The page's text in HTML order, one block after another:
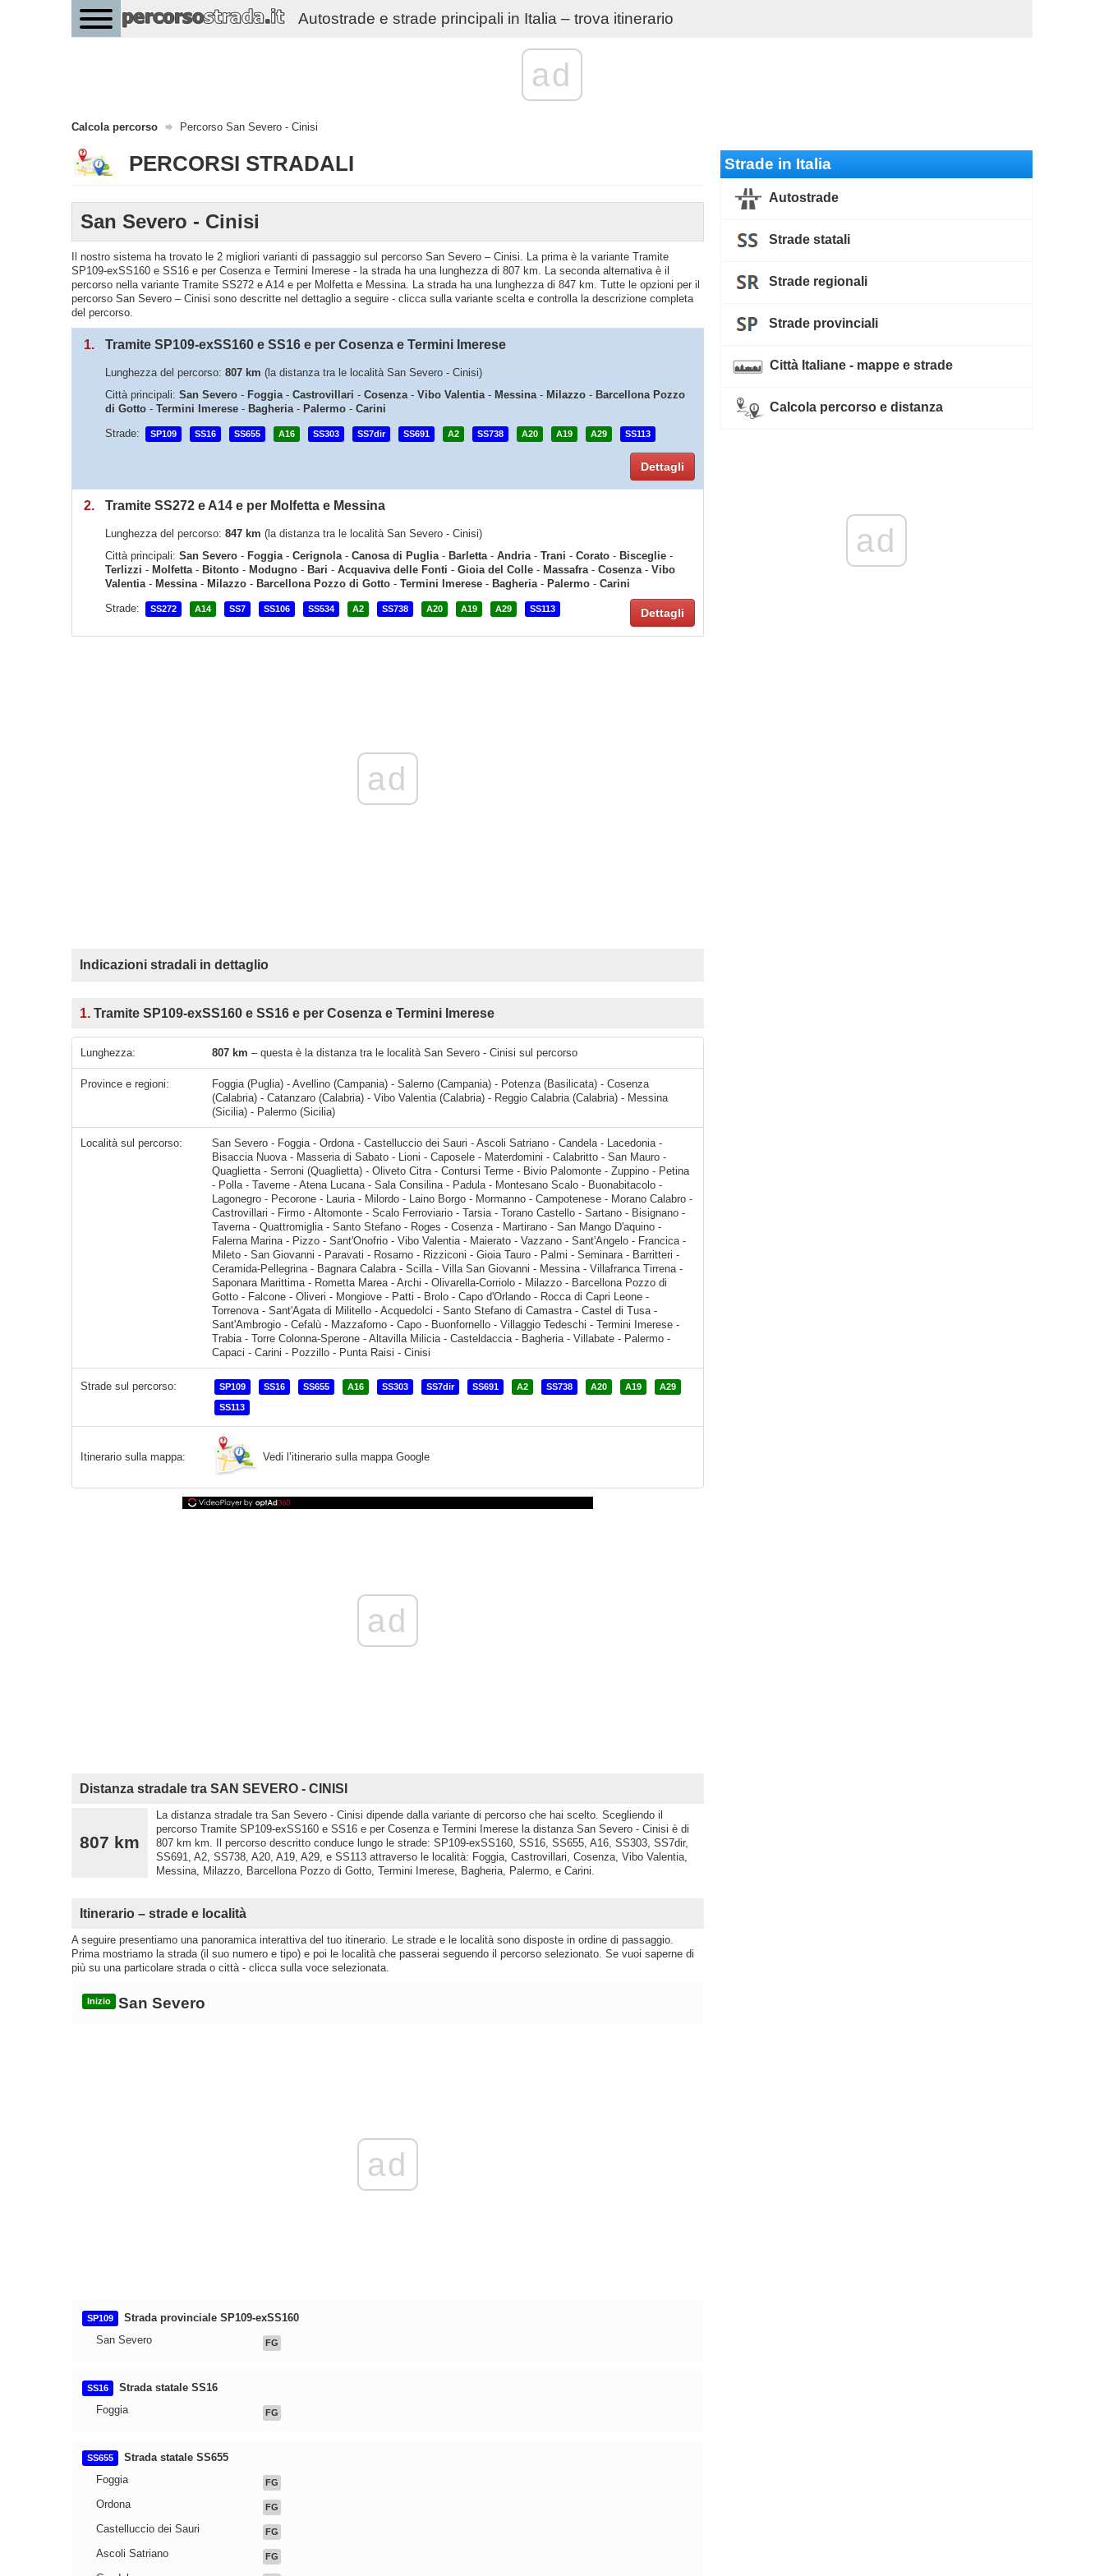
Autostrade e strade principali in Italia – trova itinerario
ad
Calcola percorso Percorso San Severo - Cinisi
PERCORSI STRADALI
San Severo - Cinisi
Il nostro sistema ha trovato le 2 migliori varianti di passaggio sul percorso San Severo – Cinisi. La prima è la variante Tramite
SP109-exSS160 e SS16 e per Cosenza e Termini Imerese - la strada ha una lunghezza di 807 km. La seconda alternativa è il
percorso nella variante Tramite SS272 e A14 e per Molfetta e Messina. La strada ha una lunghezza di 847 km. Tutte le opzioni per il
percorso San Severo – Cinisi sono descritte nel dettaglio a seguire - clicca sulla variante scelta e controlla la descrizione completa
del percorso.
1. Tramite SP109-exSS160 e SS16 e per Cosenza e Termini Imerese
Lunghezza del percorso: 807 km (la distanza tra le località San Severo - Cinisi)
Città principali: San Severo - Foggia- Castrovillari - Cosenza- Vibo Valentia- Messina- Milazzo - Barcellona Pozzo
di Gotto - Termini Imerese - Bagheria- Palermo - Carini
Strade:
SP109 SS16 SS655 A16 SS303 SS7dir SS691 A2 SS738 A20 A19 A29 SS113
Dettagli
2. Tramite SS272 e A14 e per Molfetta e Messina
Lunghezza del percorso: 847 km (la distanza tra le località San Severo - Cinisi)
Città principali: San Severo - Foggia- Cerignola- Canosa di Puglia- Barletta- Andria- Trani - Corato - Bisceglie -
Terlizzi - Molfetta- Bitonto - Modugno - Bari - Acquaviva delle Fonti - Gioia del Colle - Massafra- Cosenza- Vibo
Valentia- Messina- Milazzo - Barcellona Pozzo di Gotto - Termini Imerese - Bagheria- Palermo - Carini
Strade:
SS272 A14 SS7 SS106 SS534 A2 SS738 A20 A19 A29 SS113 Dettagli
ad
Indicazioni stradali in dettaglio
1. Tramite SP109-exSS160 e SS16 e per Cosenza e Termini Imerese
Lunghezza: 807 km – questa è la distanza tra le località San Severo - Cinisi sul percorso
Province e regioni:
Foggia (Puglia) - Avellino (Campania) - Salerno (Campania) - Potenza (Basilicata) - Cosenza
(Calabria) - Catanzaro (Calabria) - Vibo Valentia (Calabria) - Reggio Calabria (Calabria) - Messina
(Sicilia) - Palermo (Sicilia)
Località sul percorso: San Severo - Foggia - Ordona - Castelluccio dei Sauri - Ascoli Satriano - Candela - Lacedonia - Bisaccia Nuova - Masseria di Sabato - Lioni - Caposele - Materdomini - Calabritto - San Mauro - Quaglietta - Serroni (Quaglietta) - Oliveto Citra - Contursi Terme - Bivio Palomonte - Zuppino - Petina - Polla - Taverne - Atena Lucana - Sala Consilina - Padula - Montesano Scalo - Buonabitacolo - Lagonegro - Pecorone - Lauria - Milordo - Laino Borgo - Mormanno - Campotenese - Morano Calabro - Castrovillari
Strade sul percorso: SP109 SS16 SS655 A16 SS303 SS7dir SS691 A2 SS738 A20 A19 A29
SS113
Itinerario sulla mappa: Vedi l’itinerario sulla mappa Google
ad
Distanza stradale tra SAN SEVERO - CINISI
807 km
La distanza stradale tra San Severo - Cinisi dipende dalla variante di percorso che hai scelto. Scegliendo il
percorso Tramite SP109-exSS160 e SS16 e per Cosenza e Termini Imerese la distanza San Severo - Cinisi è di
807 km km. Il percorso descritto conduce lungo le strade: SP109-exSS160, SS16, SS655, A16, SS303, SS7dir,
SS691, A2, SS738, A20, A19, A29, e SS113 attraverso le località: Foggia, Castrovillari, Cosenza, Vibo Valentia,
Messina, Milazzo, Barcellona Pozzo di Gotto, Termini Imerese, Bagheria, Palermo, e Carini.
Itinerario – strade e località
A seguire presentiamo una panoramica interattiva del tuo itinerario. Le strade e le località sono disposte in ordine di passaggio.
Prima mostriamo la strada (il suo numero e tipo) e poi le località che passerai seguendo il percorso selezionato. Se vuoi saperne di
più su una particolare strada o città - clicca sulla voce selezionata.
Inizio San Severo
ad
SP109
Strada provinciale SP109-exSS160
San Severo
FG
SS16
Strada statale SS16
Foggia
FG
SS655
Strada statale SS655
Foggia
FG
Ordona FG
Castelluccio dei Sauri FG
Ascoli Satriano FG
Strade in Italia
Autostrade
Strade statali
Strade regionali
Strade provinciali
Città Italiane - mappe e strade
Calcola percorso e distanza
ad